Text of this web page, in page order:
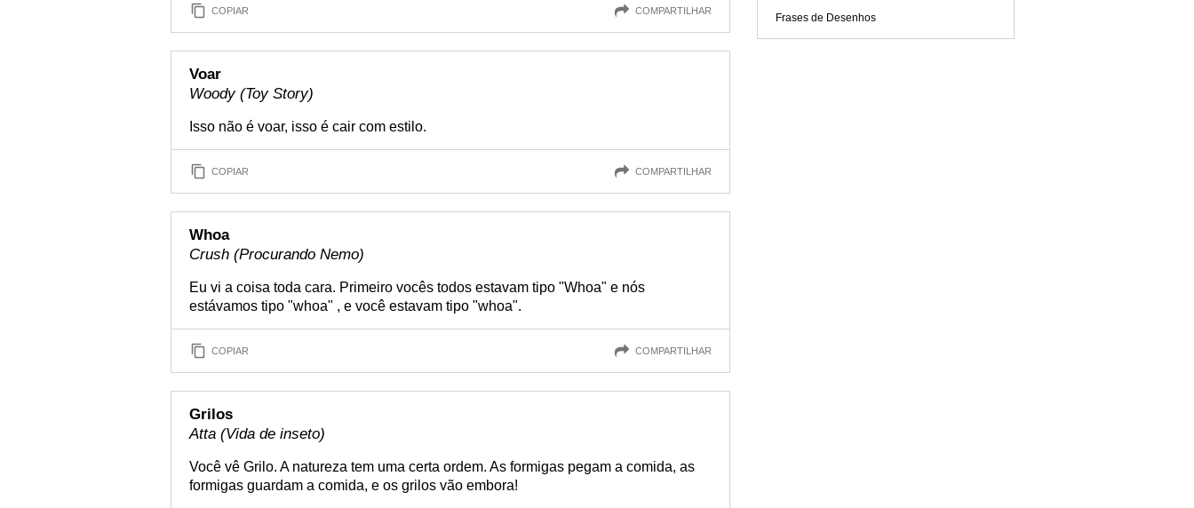
COPIAR COMPARTILHAR
Voar
Woody (Toy Story)
Isso não é voar, isso é cair com estilo.
COPIAR COMPARTILHAR
Whoa
Crush (Procurando Nemo)
Eu vi a coisa toda cara. Primeiro vocês todos estavam tipo "Whoa" e nós
estávamos tipo "whoa" , e você estavam tipo "whoa".
COPIAR COMPARTILHAR
Grilos
Atta (Vida de inseto)
Você vê Grilo. A natureza tem uma certa ordem. As formigas pegam a comida, as
formigas guardam a comida, e os grilos vão embora!
Frases de Desenhos